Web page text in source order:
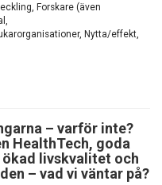
Forskare (även
Nytta/effekt,
– varför inte?
HealthTech, goda
livskvalitet och
– vad vi väntar på?